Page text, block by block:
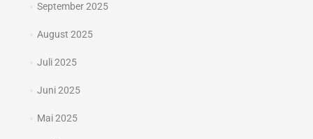
September 2025
August 2025
Juli 2025
Juni 2025
Mai 2025